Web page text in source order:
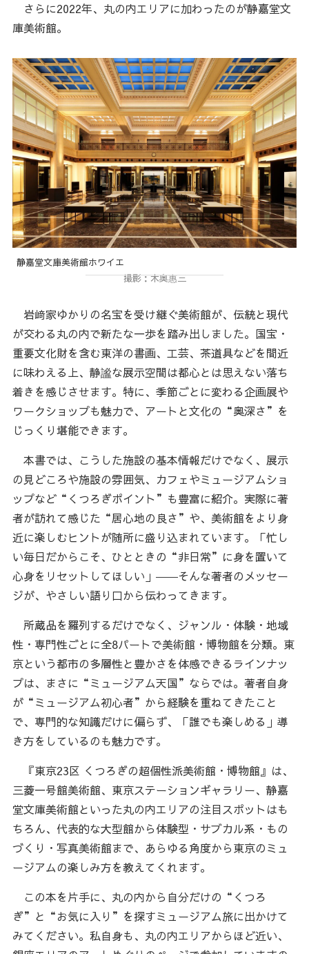
さらに2022年、丸の内エリアに加わったのが静嘉堂文
庫美術館。
静嘉堂文庫美術館ホワイエ
撮影：木奥惠三
岩﨑家ゆかりの名宝を受け継ぐ美術館が、伝統と現代
が交わる丸の内で新たな一歩を踏み出しました。国宝・
重要文化財を含む東洋の書画、工芸、茶道具などを間近
に味わえる上、静謐な展示空間は都心とは思えない落ち
着きを感じさせます。特に、季節ごとに変わる企画展や
ワークショップも魅力で、アートと文化の“奥深さ”を
じっくり堪能できます。
本書では、こうした施設の基本情報だけでなく、展示
の見どころや施設の雰囲気、カフェやミュージアムショ
ップなど“くつろぎポイント”も豊富に紹介。実際に著
者が訪れて感じた“居心地の良さ”や、美術館をより身
近に楽しむヒントが随所に盛り込まれています。「忙し
い毎日だからこそ、ひとときの“非日常”に身を置いて
心身をリセットしてほしい」――そんな著者のメッセー
ジが、やさしい語り口から伝わってきます。
所蔵品を羅列するだけでなく、ジャンル・体験・地域
性・専門性ごとに全8パートで美術館・博物館を分類。東
京という都市の多層性と豊かさを体感できるラインナッ
プは、まさに“ミュージアム天国”ならでは。著者自身
が“ミュージアム初心者”から経験を重ねてきたこと
で、専門的な知識だけに偏らず、「誰でも楽しめる」導
き方をしているのも魅力です。
『東京23区 くつろぎの超個性派美術館・博物館』は、
三菱一号館美術館、東京ステーションギャラリー、静嘉
堂文庫美術館といった丸の内エリアの注目スポットはも
ちろん、代表的な大型館から体験型・サブカル系・もの
づくり・写真美術館まで、あらゆる角度から東京のミュ
ージアムの楽しみ方を教えてくれます。
この本を片手に、丸の内から自分だけの“くつろ
ぎ”と“お気に入り”を探すミュージアム旅に出かけて
みてください。私自身も、丸の内エリアからほど近い、